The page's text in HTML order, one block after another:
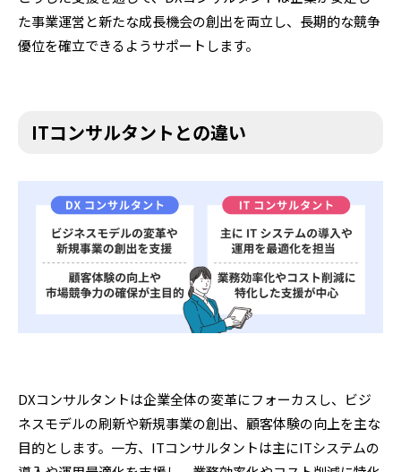
た事業運営と新たな成長機会の創出を両立し、長期的な競争
優位を確立できるようサポートします。
ITコンサルタントとの違い
DXコンサルタントは企業全体の変革にフォーカスし、ビジ
ネスモデルの刷新や新規事業の創出、顧客体験の向上を主な
目的とします。一方、ITコンサルタントは主にITシステムの